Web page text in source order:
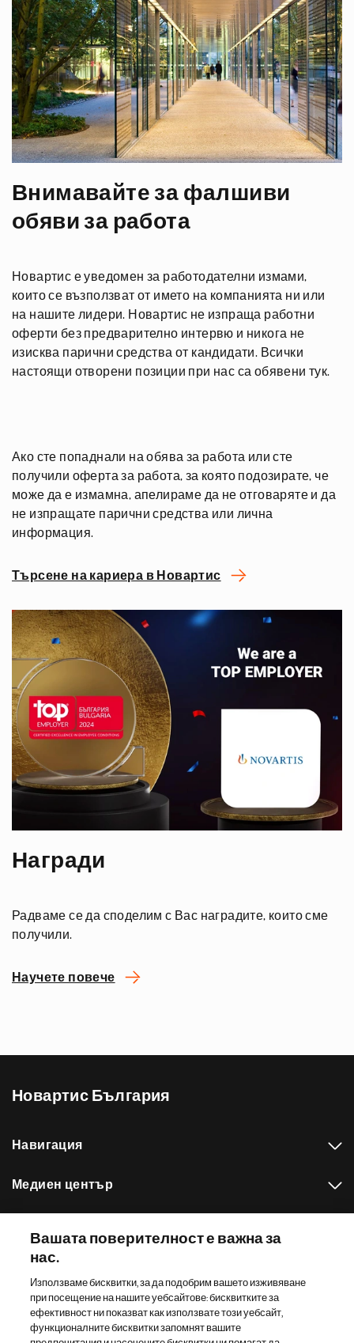
Внимавайте за фалшиви
обяви за работа
Новартис е уведомен за работодателни измами,
които се възползват от името на компанията ни или
на нашите лидери. Новартис не изпраща работни
оферти без предварително интервю и никога не
изисква парични средства от кандидати. Всички
настоящи отворени позиции при нас са обявени тук.
Ако сте попаднали на обява за работа или сте
получили оферта за работа, за която подозирате, че
може да е измамна, апелираме да не отговаряте и да
не изпращате парични средства или лична
информация.
Търсене на кариера в Новартис
Награди
Радваме се да споделим с Вас наградите, които сме
получили.
Научете повече
Новартис България
Навигация
Медиен център
Други сайтове на Новартис
Footer Site Search
Вашата поверителност е важна за
нас.
Използваме бисквитки, за да подобрим вашето изживяване
при посещение на нашите уебсайтове: бисквитките за
ефективност ни показват как използвате този уебсайт,
функционалните бисквитки запомнят вашите